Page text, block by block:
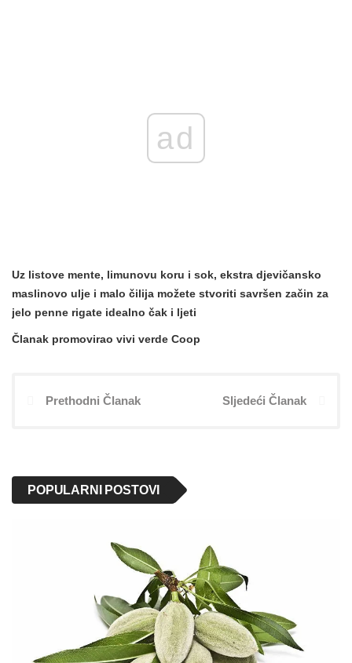
ad
Uz listove mente, limunovu koru i sok, ekstra djevičansko
maslinovo ulje i malo čilija možete stvoriti savršen začin za
jelo penne rigate idealno čak i ljeti
Članak promovirao vivi verde Coop
Prethodni Članak Sljedeći Članak
POPULARNI POSTOVI